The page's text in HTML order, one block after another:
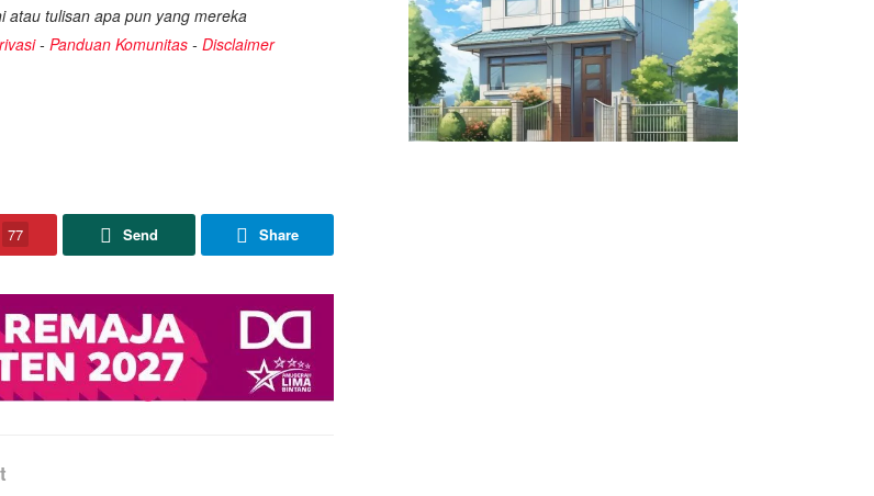
atau tulisan apa pun yang mereka
- Panduan Komunitas - Disclaimer
77 Send Share